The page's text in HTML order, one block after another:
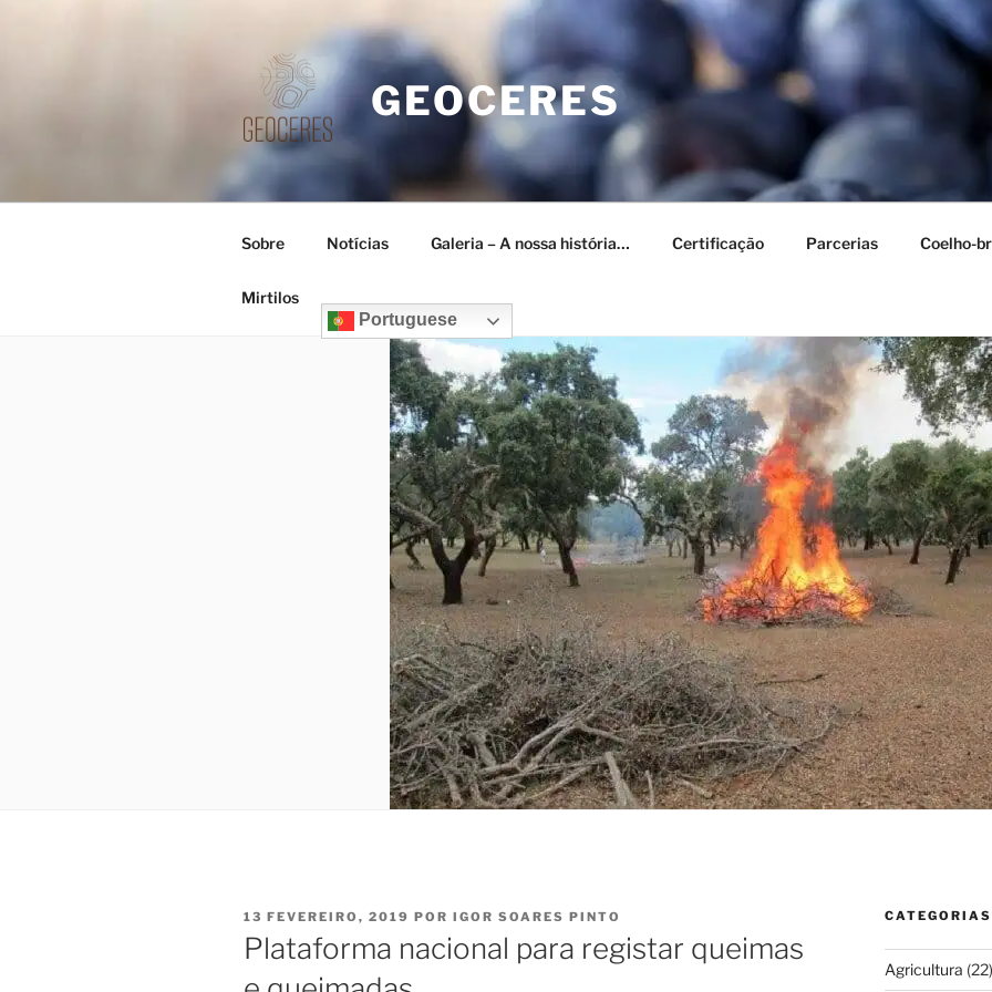
GEOCERES
Sobre Notícias Galeria – A nossa história… Certificação Parcerias Coelho-
Mirtilos
Portuguese
PUBLICADO
EM
13 FEVEREIRO, 2019 POR IGOR SOARES PINTO
Plataforma nacional para registar queimas
CATEGORIAS
Agricultura (22)